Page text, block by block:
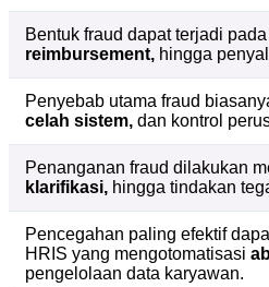
Bentuk fraud dapat terjadi pada
reimbursement, hingga
Penyebab utama fraud
celah sistem, dan kontrol
Penanganan fraud dilakukan
klarifikasi, hingga tindakan
Pencegahan paling efektif
HRIS yang mengotomatisasi
pengelolaan data karyawan.